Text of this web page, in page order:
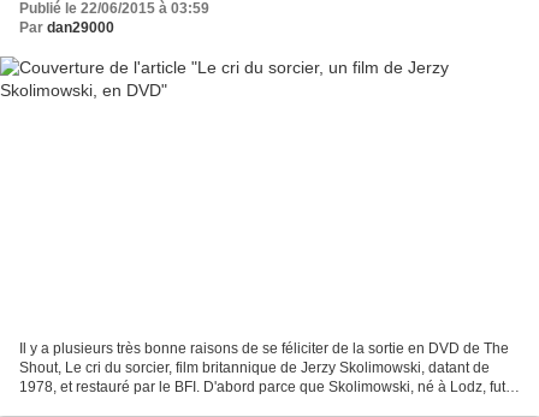
Publié le 22/06/2015 à 03:59
Par dan29000
Il y a plusieurs très bonne raisons de se féliciter de la sortie en DVD de The
Shout, Le cri du sorcier, film britannique de Jerzy Skolimowski, datant de
1978, et restauré par le BFI. D'abord parce que Skolimowski, né à Lodz, fut